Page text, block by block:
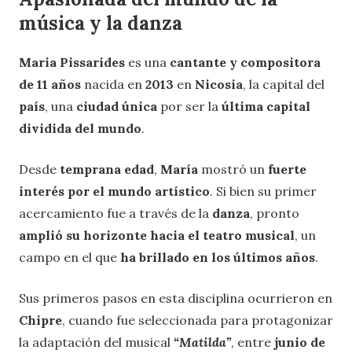
música y la danza
Maria Pissarides es una cantante y compositora
de 11 años nacida en 2013 en Nicosia, la capital del
país, una ciudad única por ser la última capital
dividida del mundo.
Desde temprana edad, María mostró un fuerte
interés por el mundo artístico. Si bien su primer
acercamiento fue a través de la danza, pronto
amplió su horizonte hacia el teatro musical, un
campo en el que ha brillado en los últimos años.
Sus primeros pasos en esta disciplina ocurrieron en
Chipre, cuando fue seleccionada para protagonizar
la adaptación del musical “Matilda”, entre junio de